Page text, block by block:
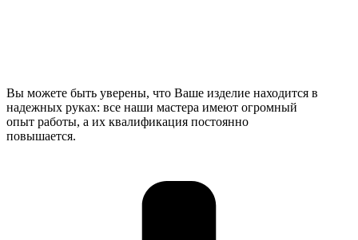
Вы можете быть уверены, что Ваше изделие находится в
надежных руках: все наши мастера имеют огромный
опыт работы, а их квалификация постоянно
повышается.